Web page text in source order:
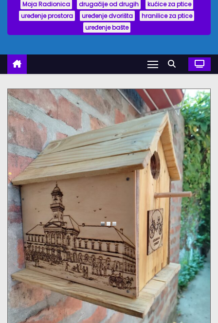
Moja Radionica drugačije od drugih
kućice za ptice
uređenje prostora
uređenje dvorišta
hranilice za ptice
uređenje bašte